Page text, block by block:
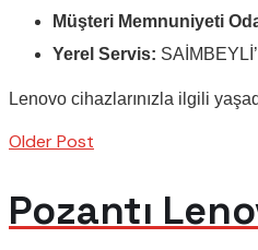
Müşteri Memnuniyeti
Yerel Servis:
Lenovo cihazlarınızla ilgili
Older Post
Pozantı